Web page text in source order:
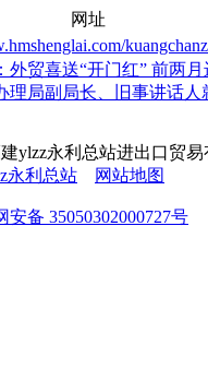
网址
外贸喜送“开门红” 前两
理局副局长、旧事讲话人
ylzz永利总站进出口贸
永利总站 网站地图
安备 35050302000727号